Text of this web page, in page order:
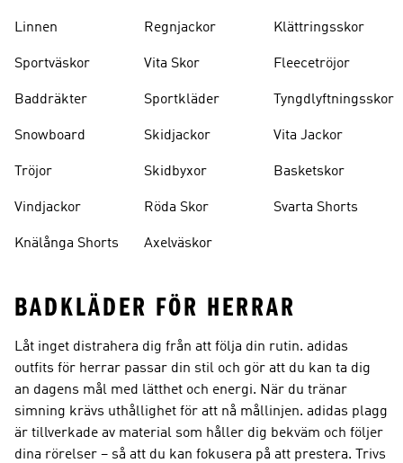
Linnen
Sportväskor
Baddräkter
Snowboard
Tröjor
Vindjackor
Knälånga Shorts
Regnjackor
Vita Skor
Sportkläder
Skidjackor
Skidbyxor
Röda Skor
Axelväskor
Klättringsskor
Fleecetröjor
Tyngdlyftningsskor
Vita Jackor
Basketskor
Svarta Shorts
BADKLÄDER FÖR HERRAR
Låt inget distrahera dig från att följa din rutin. adidas
outfits för herrar passar din stil och gör att du kan ta dig
an dagens mål med lätthet och energi. När du tränar
simning krävs uthållighet för att nå mållinjen. adidas plagg
är tillverkade av material som håller dig bekväm och följer
dina rörelser – så att du kan fokusera på att prestera. Trivs